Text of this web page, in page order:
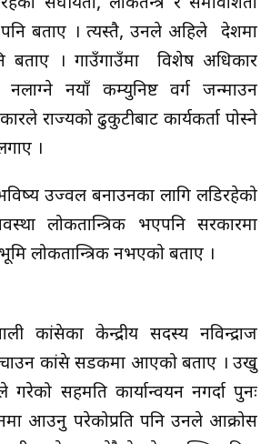
बताए । त्यस्तै, उनले अहिले देशमा
बताए । गाउँगाउँमा विशेष अधिकार
नयाँ कम्युनिष्ट वर्ग जन्माउन
राज्यको ढुकुटीबाट कार्यकर्ता पोस्ने
।
उज्वल बनाउनका लागि लडिरहेको
लोकतान्त्रिक भएपनि सरकारमा
लोकतान्त्रिक नभएको बताए ।
कांग्रेसका केन्द्रीय सदस्य नविन्द्राज
कांग्रेस सडकमा आएको बताए । उखु
सहमति कार्यान्वयन नगर्दा पुनः
आउनु परेकोप्रति पनि उनले आक्रोस